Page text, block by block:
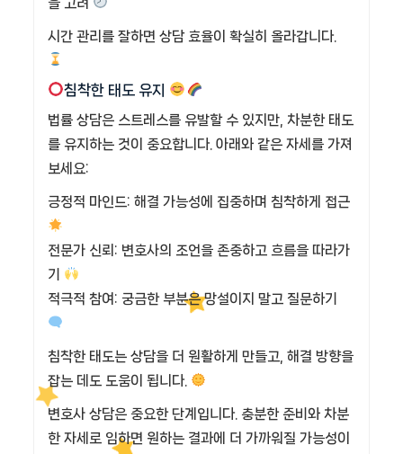
시간 관리를 잘하면 상담 효율이 확실히 올라갑니다.
침착한 태도 유지
법률 상담은 스트레스를 유발할 수 있지만, 차분한 태도
를 유지하는 것이 중요합니다. 아래와 같은 자세를 가져
보세요:
긍정적 마인드: 해결 가능성에 집중하며 침착하게 접근
전문가 신뢰: 변호사의 조언을 존중하고 흐름을 따라가
기
적극적 참여: 궁금한 부분은 망설이지 말고 질문하기
침착한 태도는 상담을 더 원활하게 만들고, 해결 방향을
잡는 데도 도움이 됩니다.
변호사 상담은 중요한 단계입니다. 충분한 준비와 차분
한 자세로 임하면 원하는 결과에 더 가까워질 가능성이